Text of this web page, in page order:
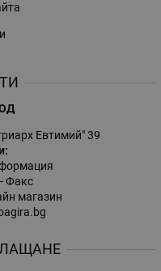
Евтимий" 39
- Факс
магазин